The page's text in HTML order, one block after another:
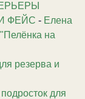
ФЕЙС - Елена
на
резерва и
для